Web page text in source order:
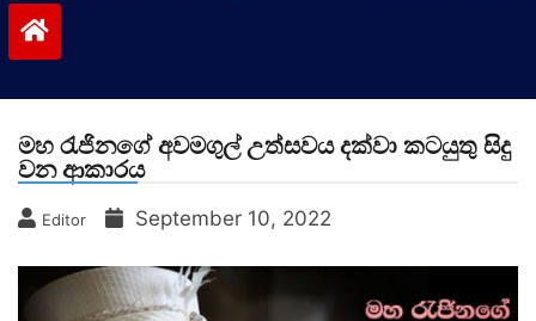
මහ රැජිනගේ අවමගුල් උත්සවය දක්වා කටයුතු සිදු
වන ආකාරය
Editor September 10, 2022